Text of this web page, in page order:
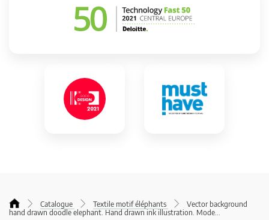
Catalogue Textile motif éléphants
Vector background
hand drawn doodle elephant. Hand drawn ink illustration. Mode...